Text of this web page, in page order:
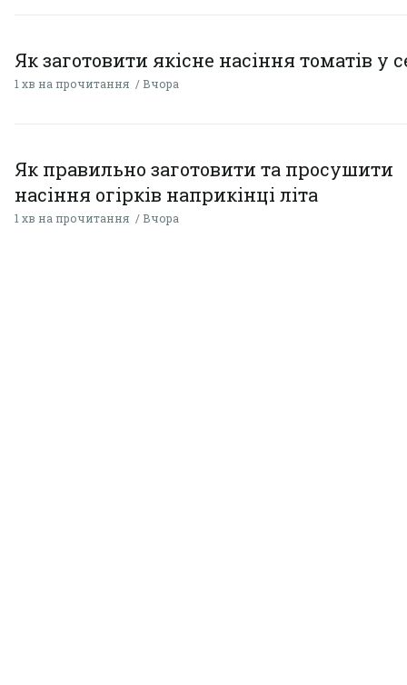
Як заготовити якісне насіння томатів у
1 хв на прочитання Вчора
Як правильно заготовити та просушити
насіння огірків наприкінці літа
1 хв на прочитання Вчора